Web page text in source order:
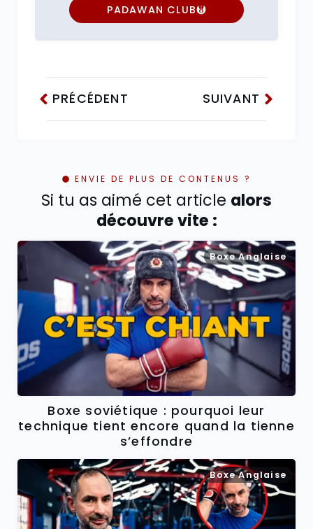
PADAWAN CLUB
PRÉCÉDENT SUIVANT
ENVIE DE PLUS DE CONTENUS ?
Si tu as aimé cet article alors
découvre vite :
Boxe Anglaise
Boxe soviétique : pourquoi leur
technique tient encore quand la tienne
s’effondre
Boxe Anglaise